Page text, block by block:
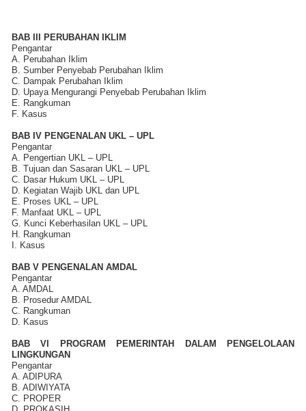
BAB III PERUBAHAN IKLIM
Pengantar
A. Perubahan Iklim
B. Sumber Penyebab Perubahan Iklim
C. Dampak Perubahan Iklim
D. Upaya Mengurangi Penyebab Perubahan Iklim
E. Rangkuman
F. Kasus
BAB IV PENGENALAN UKL – UPL
Pengantar
A. Pengertian UKL – UPL
B. Tujuan dan Sasaran UKL – UPL
C. Dasar Hukum UKL – UPL
D. Kegiatan Wajib UKL dan UPL
E. Proses UKL – UPL
F. Manfaat UKL – UPL
G. Kunci Keberhasilan UKL – UPL
H. Rangkuman
I. Kasus
BAB V PENGENALAN AMDAL
Pengantar
A. AMDAL
B. Prosedur AMDAL
C. Rangkuman
D. Kasus
BAB VI PROGRAM PEMERINTAH DALAM PENGELOLAAN
LINGKUNGAN
Pengantar
A. ADIPURA
B. ADIWIYATA
C. PROPER